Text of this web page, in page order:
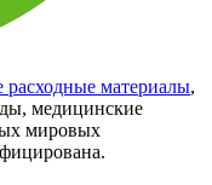
расходные материалы,
медицинские
мировых